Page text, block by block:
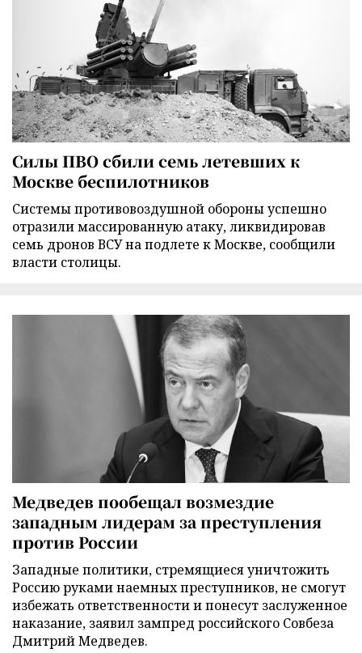
Силы ПВО сбили семь летевших к
Москве беспилотников
Cистемы противовоздушной обороны успешно
отразили массированную атаку, ликвидировав
семь дронов ВСУ на подлете к Москве, сообщили
власти столицы.
Медведев пообещал возмездие
западным лидерам за преступления
против России
Западные политики, стремящиеся уничтожить
Россию руками наемных преступников, не смогут
избежать ответственности и понесут заслуженное
наказание, заявил зампред российского Совбеза
Дмитрий Медведев.